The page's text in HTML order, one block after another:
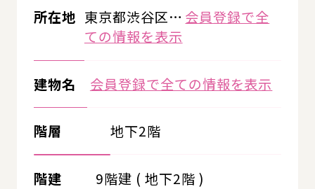
所在地 東京都渋谷区… 会員登録で全
ての情報を表示
建物名 会員登録で全ての情報を表示
階層 地下2階
階建 9階建 ( 地下2階 )